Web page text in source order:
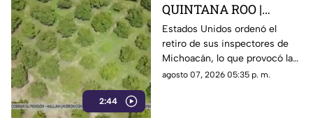
2:44
QUINTANA ROO |
E.E.U.U retira a sus
inspectores en
Michoacán y provocá
la suspensión de
Estados Unidos ordenó el
retiro de sus inspectores de
Michoacán, lo que provocó la
suspensión de las
agosto 07, 2026 05:35 p. m.